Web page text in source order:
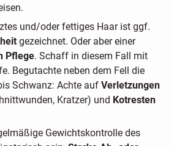
und/oder fettiges Haar ist ggf.
gezeichnet. Oder aber einer
Pflege. Schaff in diesem Fall mit
Begutachte neben dem Fell die
Schwanz: Achte auf Verletzungen
Kratzer) und Kotresten
Gewichtskontrolle des